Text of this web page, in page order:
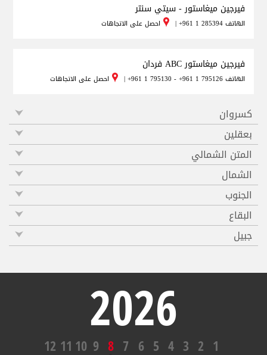
فيرجين ميغاستور - سيتي سنتر
الهاتف+961 1 285394
| احصل على الاتجاهات
فيرجين ميغاستور ABC فردان
الهاتف+961 1 795130 - +961 1 795126
| احصل على الاتجاهات
كسروان
بعقلين
المتن الشمالي
الشمال
الجنوب
البقاع
جبيل
2026
1
2
3
4
5
6
7
8
9
10
11
12